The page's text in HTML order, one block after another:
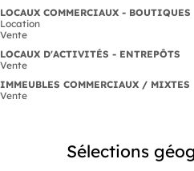
LOCAUX COMMERCIAUX - BOUTIQUES
Location
Vente
LOCAUX D'ACTIVITÉS - ENTREPÔTS
Vente
IMMEUBLES COMMERCIAUX / MIXTES
Vente
Sélections